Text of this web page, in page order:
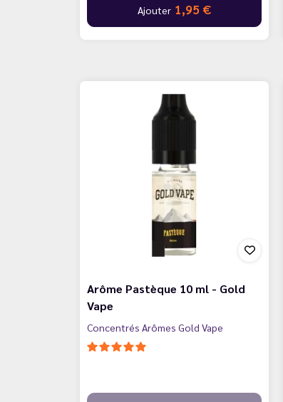
Ajouter 1,95 €
Arôme Pastèque 10 ml - Gold
Vape
Concentrés Arômes Gold Vape